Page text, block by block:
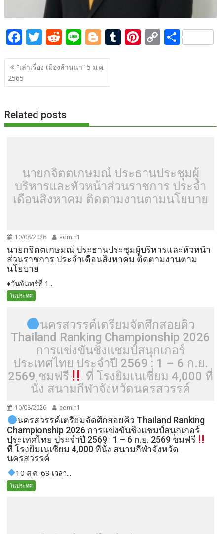
F
ac
e
b
o
k
T
w
itt
er
R
e
d
di
Li
n
e
Bl
o
g
g
T Pi C
k
S
แนะแนว
เรื่อง
“เล่าเรื่อง เมืองล้านนา” 5 ม.ค.
2565
Related posts
นายกจิตตเกษมณ์ ประธานประชุมผู้
บริหารและหัวหน้าส่วนราชการ ประจำ
เดือนสิงหาคม ติดตามงานตามนโยบาย
10/08/2026 admin1
นายกจิตตเกษมณ์ ประธานประชุมผู้บริหารและหัวหน้า
ส่วนราชการ ประจำเดือนสิงหาคม ติดตามงานตาม
นโยบาย
♦️วันจันทร์ที่ 1...
ในประทศ
นครสวรรค์เตรียมจัดศึกสอยคิว
Thailand Ranking Championship 2026
การแข่งขันชิงแชมป์สนุกเกอร์
ประเทศไทย ประจำปี 2569 : 1 – 6 ก.ย.
2569 ชมฟรี
ที่ โรงยิมเนเซี่ยม 4,000 ที่
นั่ง สนามกีฬาจังหวัดนครสวรรค์
10/08/2026 admin1
นครสวรรค์เตรียมจัดศึกสอยคิว Thailand Ranking
Championship 2026 การแข่งขันชิงแชมป์สนุกเกอร์
ประเทศไทย ประจำปี 2569 : 1 – 6 ก.ย. 2569 ชมฟรี
ที่ โรงยิมเนเซี่ยม 4,000 ที่นั่ง สนามกีฬาจังหวัด
นครสวรรค์
10 ส.ค. 69 เวลา...
ในประทศ